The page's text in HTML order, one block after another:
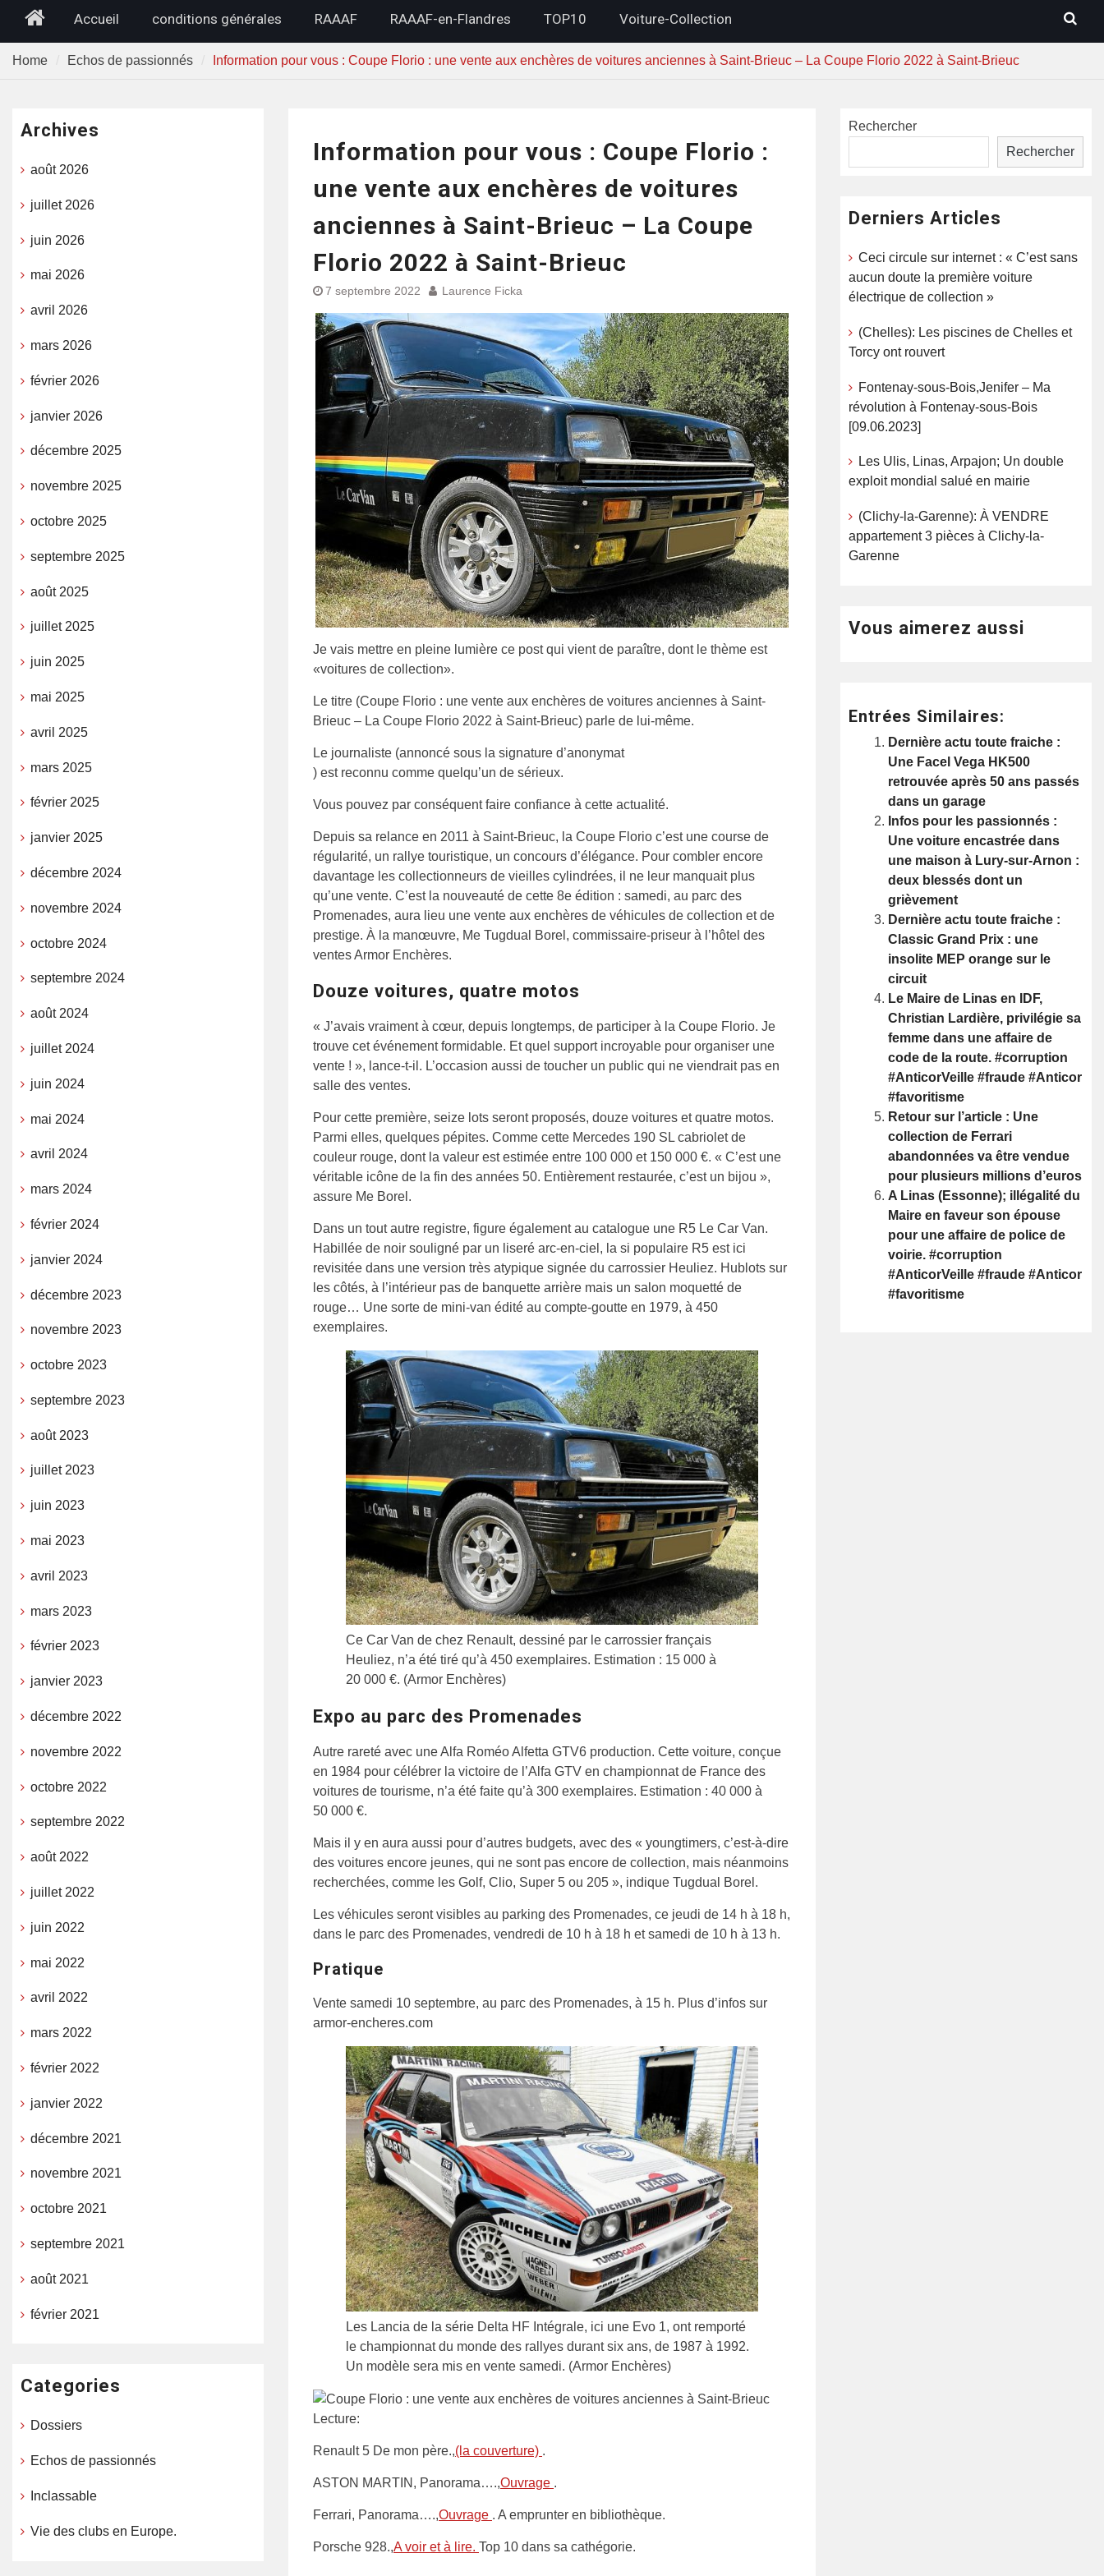
HomeAccueil conditions générales RAAAF RAAAF-en-Flandres TOP10 Voiture-Collection
Home Echos de passionnés Information pour vous : Coupe Florio : une vente aux enchères de voitures anciennes à Saint-Brieuc – La Coupe Florio 2022 à Saint-Brieuc
Information pour vous : Coupe Florio :
une vente aux enchères de voitures
anciennes à Saint-Brieuc – La Coupe
Florio 2022 à Saint-Brieuc
7 septembre 2022 Laurence Ficka
Je vais mettre en pleine lumière ce post qui vient de paraître, dont le thème est
«voitures de collection».
Le titre (Coupe Florio : une vente aux enchères de voitures anciennes à Saint-
Brieuc – La Coupe Florio 2022 à Saint-Brieuc) parle de lui-même.
Le journaliste (annoncé sous la signature d’anonymat
) est reconnu comme quelqu’un de sérieux.
Vous pouvez par conséquent faire confiance à cette actualité.
Depuis sa relance en 2011 à Saint-Brieuc, la Coupe Florio c’est une course de
régularité, un rallye touristique, un concours d’élégance. Pour combler encore
davantage les collectionneurs de vieilles cylindrées, il ne leur manquait plus
qu’une vente. C’est la nouveauté de cette 8e édition : samedi, au parc des
Promenades, aura lieu une vente aux enchères de véhicules de collection et de
prestige. À la manœuvre, Me Tugdual Borel, commissaire-priseur à l’hôtel des
ventes Armor Enchères.
Douze voitures, quatre motos
« J’avais vraiment à cœur, depuis longtemps, de participer à la Coupe Florio. Je
trouve cet événement formidable. Et quel support incroyable pour organiser une
vente ! », lance-t-il. L’occasion aussi de toucher un public qui ne viendrait pas en
salle des ventes.
Pour cette première, seize lots seront proposés, douze voitures et quatre motos.
Parmi elles, quelques pépites. Comme cette Mercedes 190 SL cabriolet de
couleur rouge, dont la valeur est estimée entre 100 000 et 150 000 €. « C’est une
véritable icône de la fin des années 50. Entièrement restaurée, c’est un bijou »,
assure Me Borel.
Dans un tout autre registre, figure également au catalogue une R5 Le Car Van.
Habillée de noir souligné par un liseré arc-en-ciel, la si populaire R5 est ici
revisitée dans une version très atypique signée du carrossier Heuliez. Hublots sur
les côtés, à l’intérieur pas de banquette arrière mais un salon moquetté de
rouge… Une sorte de mini-van édité au compte-goutte en 1979, à 450
exemplaires.
Ce Car Van de chez Renault, dessiné par le carrossier français
Heuliez, n’a été tiré qu’à 450 exemplaires. Estimation : 15 000 à
20 000 €. (Armor Enchères)
Expo au parc des Promenades
Autre rareté avec une Alfa Roméo Alfetta GTV6 production. Cette voiture, conçue
en 1984 pour célébrer la victoire de l’Alfa GTV en championnat de France des
voitures de tourisme, n’a été faite qu’à 300 exemplaires. Estimation : 40 000 à
50 000 €.
Mais il y en aura aussi pour d’autres budgets, avec des « youngtimers, c’est-à-dire
des voitures encore jeunes, qui ne sont pas encore de collection, mais néanmoins
recherchées, comme les Golf, Clio, Super 5 ou 205 », indique Tugdual Borel.
Les véhicules seront visibles au parking des Promenades, ce jeudi de 14 h à 18 h,
dans le parc des Promenades, vendredi de 10 h à 18 h et samedi de 10 h à 13 h.
Pratique
Vente samedi 10 septembre, au parc des Promenades, à 15 h. Plus d’infos sur
armor-encheres.com
Les Lancia de la série Delta HF Intégrale, ici une Evo 1, ont remporté
le championnat du monde des rallyes durant six ans, de 1987 à 1992.
Un modèle sera mis en vente samedi. (Armor Enchères)
Lecture:
Renault 5 De mon père.,(la couverture) .
ASTON MARTIN, Panorama….,Ouvrage .
Ferrari, Panorama….,Ouvrage . A emprunter en bibliothèque.
Porsche 928.,A voir et à lire. Top 10 dans sa cathégorie.
Rechercher
Rechercher
Derniers Articles
Ceci circule sur internet : « C’est sans
aucun doute la première voiture
électrique de collection »
(Chelles): Les piscines de Chelles et
Torcy ont rouvert
Fontenay-sous-Bois,Jenifer – Ma
révolution à Fontenay-sous-Bois
[09.06.2023]
Les Ulis, Linas, Arpajon; Un double
exploit mondial salué en mairie
(Clichy-la-Garenne): À VENDRE
appartement 3 pièces à Clichy-la-
Garenne
Vous aimerez aussi
Entrées Similaires:
Dernière actu toute fraiche :
Une Facel Vega HK500
retrouvée après 50 ans passés
dans un garage
Infos pour les passionnés :
Une voiture encastrée dans
une maison à Lury-sur-Arnon :
deux blessés dont un
grièvement
Dernière actu toute fraiche :
Classic Grand Prix : une
insolite MEP orange sur le
circuit
Le Maire de Linas en IDF,
Christian Lardière, privilégie sa
femme dans une affaire de
code de la route. #corruption
#AnticorVeille #fraude #Anticor
#favoritisme
Retour sur l’article : Une
collection de Ferrari
abandonnées va être vendue
pour plusieurs millions d’euros
A Linas (Essonne); illégalité du
Maire en faveur son épouse
pour une affaire de police de
voirie. #corruption
#AnticorVeille #fraude #Anticor
#favoritisme
Archives
août 2026
juillet 2026
juin 2026
mai 2026
avril 2026
mars 2026
février 2026
janvier 2026
décembre 2025
novembre 2025
octobre 2025
septembre 2025
août 2025
juillet 2025
juin 2025
mai 2025
avril 2025
mars 2025
février 2025
janvier 2025
décembre 2024
novembre 2024
octobre 2024
septembre 2024
août 2024
juillet 2024
juin 2024
mai 2024
avril 2024
mars 2024
février 2024
janvier 2024
décembre 2023
novembre 2023
octobre 2023
septembre 2023
août 2023
juillet 2023
juin 2023
mai 2023
avril 2023
mars 2023
février 2023
janvier 2023
décembre 2022
novembre 2022
octobre 2022
septembre 2022
août 2022
juillet 2022
juin 2022
mai 2022
avril 2022
mars 2022
février 2022
janvier 2022
décembre 2021
novembre 2021
octobre 2021
septembre 2021
août 2021
février 2021
Categories
Dossiers
Echos de passionnés
Inclassable
Vie des clubs en Europe.